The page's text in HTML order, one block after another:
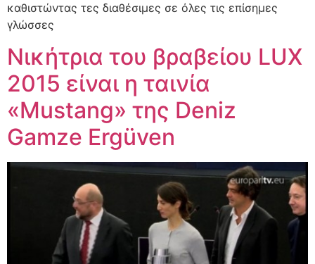
καθιστώντας τες διαθέσιμες σε όλες τις επίσημες
γλώσσες
Νικήτρια του βραβείου LUX
2015 είναι η ταινία
«Mustang» της Deniz
Gamze Ergüven